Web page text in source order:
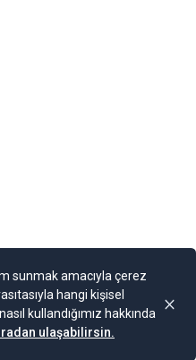
tavsiyeler ise genel niteliktedir. Bu
dayanılarak yatırım kararı
sonuçlar doğurmayabilir.
FiBilişim Haber Yazılımı
sunmak amacıyla çerez
hangi kişisel
kullandığımız hakkında
ulaşabilirsin.